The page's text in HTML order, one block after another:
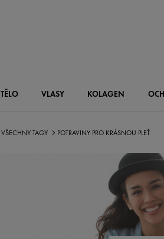
TĚLO VLASY KOLAGEN
VŠECHNY TAGY POTRAVINY PRO KRÁSNOU PLEŤ